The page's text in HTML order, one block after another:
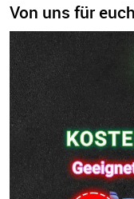
Von uns für